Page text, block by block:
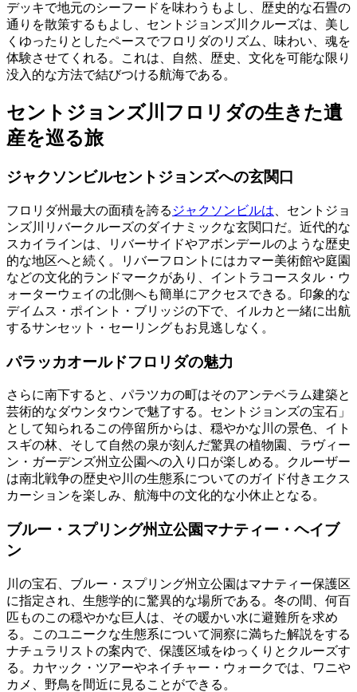
デッキで地元のシーフードを味わうもよし、歴史的な石畳の
通りを散策するもよし、セントジョンズ川クルーズは、美し
くゆったりとしたペースでフロリダのリズム、味わい、魂を
体験させてくれる。これは、自然、歴史、文化を可能な限り
没入的な方法で結びつける航海である。
セントジョンズ川フロリダの生きた遺
産を巡る旅
ジャクソンビルセントジョンズへの玄関口
フロリダ州最大の面積を誇る ジャクソンビルは 、セントジョ
ンズ川リバークルーズのダイナミックな玄関口だ。近代的な
スカイラインは、リバーサイドやアボンデールのような歴史
的な地区へと続く。リバーフロントにはカマー美術館や庭園
などの文化的ランドマークがあり、イントラコースタル・ウ
ォーターウェイの北側へも簡単にアクセスできる。印象的な
デイムス・ポイント・ブリッジの下で、イルカと一緒に出航
するサンセット・セーリングもお見逃しなく。
パラッカオールドフロリダの魅力
さらに南下すると、パラツカの町はそのアンテベラム建築と
芸術的なダウンタウンで魅了する。セントジョンズの宝石」
として知られるこの停留所からは、穏やかな川の景色、イト
スギの林、そして自然の泉が刻んだ驚異の植物園、ラヴィー
ン・ガーデンズ州立公園への入り口が楽しめる。クルーザー
は南北戦争の歴史や川の生態系についてのガイド付きエクス
カーションを楽しみ、航海中の文化的な小休止となる。
ブルー・スプリング州立公園マナティー・ヘイブ
ン
川の宝石、ブルー・スプリング州立公園はマナティー保護区
に指定され、生態学的に驚異的な場所である。冬の間、何百
匹ものこの穏やかな巨人は、その暖かい水に避難所を求め
る。このユニークな生態系について洞察に満ちた解説をする
ナチュラリストの案内で、保護区域をゆっくりとクルーズす
る。カヤック・ツアーやネイチャー・ウォークでは、ワニや
カメ、野鳥を間近に見ることができる。